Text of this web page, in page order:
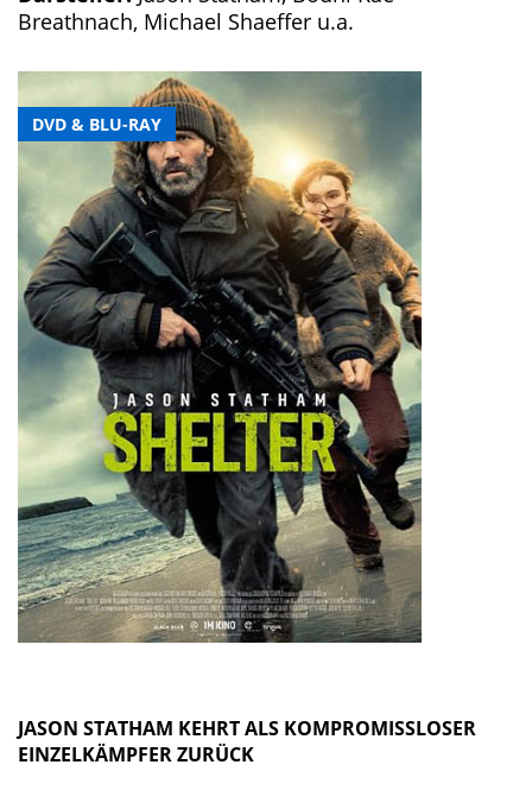
DVD & BLU-RAY
Breathnach, Michael Shaeffer u.a.
JASON STATHAM KEHRT ALS KOMPROMISSLOSER
EINZELKÄMPFER ZURÜCK